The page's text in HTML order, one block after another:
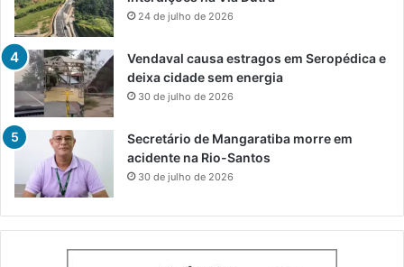
24 de julho de 2026
Vendaval causa estragos em Seropédica e
deixa cidade sem energia
30 de julho de 2026
Secretário de Mangaratiba morre em
acidente na Rio-Santos
30 de julho de 2026